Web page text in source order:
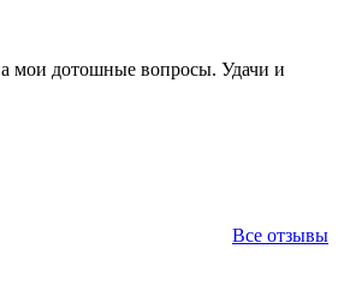
мои дотошные вопросы. Удачи и
Все отзывы